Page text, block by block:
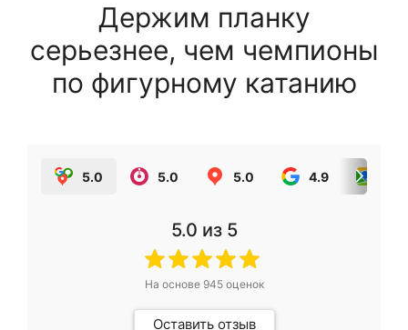
Держим планку
серьезнее, чем чемпионы
по фигурному катанию
5.0 5.0 5.0 4.9
5.0 из 5
На основе 945оценок
Оставить отзыв